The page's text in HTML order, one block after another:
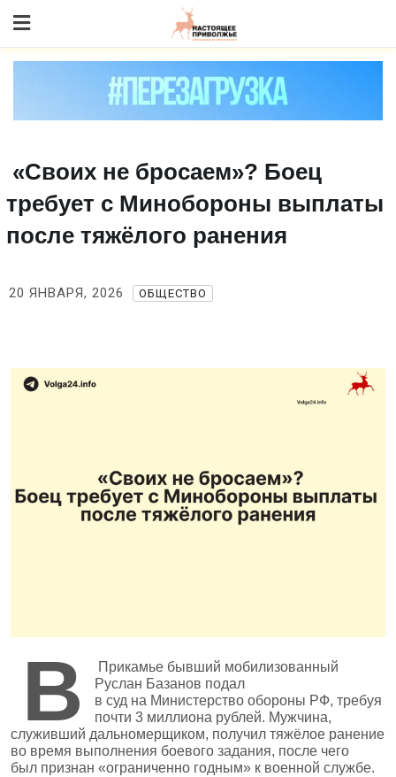
to content
«Своих не бросаем»? Боец
требует с Минобороны выплаты
после тяжёлого ранения
20 ЯНВАРЯ, 2026 ОБЩЕСТВО
В
Прикамье бывший мобилизованный
Руслан Базанов подал
в суд на Министерство обороны РФ, требуя
почти 3 миллиона рублей. Мужчина,
служивший дальномерщиком, получил тяжёлое ранение
во время выполнения боевого задания, после чего
был признан «ограниченно годным» к военной службе.